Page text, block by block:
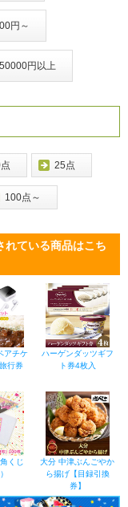
円～
50000円以上
25点
100点～
ている商品はこち
アチケ
行券
ハーゲンダッツギフ
ト券4枚入
くじ
大分 中津ぶんごやか
ら揚げ【目録引換
券】